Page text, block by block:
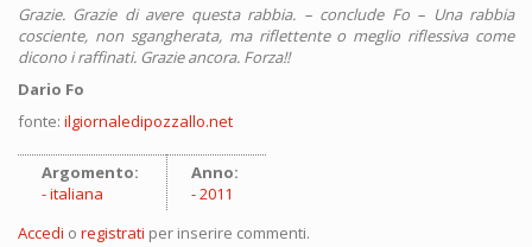
Grazie. Grazie di avere questa rabbia. – conclude Fo – Una rabbia
cosciente, non sgangherata, ma riflettente o meglio riflessiva come
dicono i raffinati. Grazie ancora. Forza!!
Dario Fo
fonte: ilgiornaledipozzallo.net
Argomento:
italiana
Anno:
2011
Accedi o registrati per inserire commenti.